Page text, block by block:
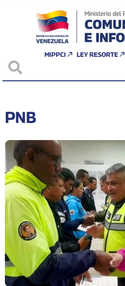
MIPPCI LEY RESORTE
PNB